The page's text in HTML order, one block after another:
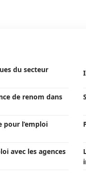
du secteur
de renom dans
pour l’emploi
avec les agences